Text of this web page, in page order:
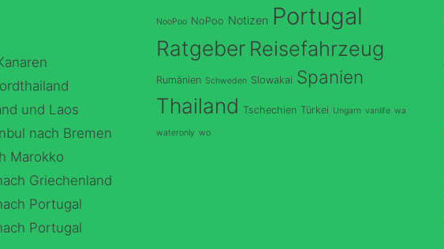
und Laos
nach Bremen
Marokko
Griechenland
Portugal
Portugal
NooPoo NoPoo Notizen Portugal
Ratgeber Reisefahrzeug
Rumänien Schweden Slowakai Spanien
Thailand Tschechien Türkei Ungarn vanlife wa
wateronly wo